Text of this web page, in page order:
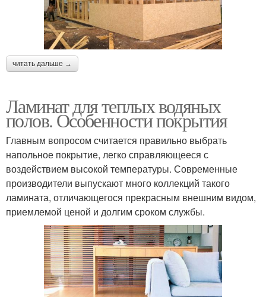
читать дальше →
Ламинат для теплых водяных
полов. Особенности покрытия
Главным вопросом считается правильно выбрать
напольное покрытие, легко справляющееся с
воздействием высокой температуры. Современные
производители выпускают много коллекций такого
ламината, отличающегося прекрасным внешним видом,
приемлемой ценой и долгим сроком службы.